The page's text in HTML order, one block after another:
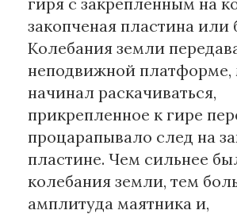
закопченая пластина или
Колебания земли
неподвижной платформе,
начинал раскачиваться,
прикрепленное к гире
процарапывало след на
пластине. Чем сильнее
колебания земли, тем
амплитуда маятника и,